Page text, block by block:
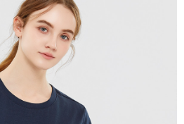
以上)免運費